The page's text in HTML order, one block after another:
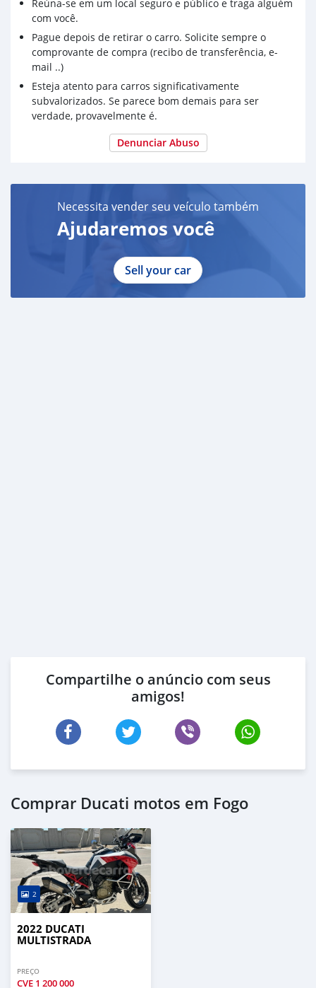
Reúna-se em um local seguro e público e traga alguém
com você.
Pague depois de retirar o carro. Solicite sempre o
comprovante de compra (recibo de transferência, e-
mail ..)
Esteja atento para carros significativamente
subvalorizados. Se parece bom demais para ser
verdade, provavelmente é.
Denunciar Abuso
Necessita vender seu veículo também
Ajudaremos você
Sell your car
Compartilhe o anúncio com seus
amigos!
Comprar Ducati motos em Fogo
2
2022 DUCATI
MULTISTRADA
PREÇO
CVE 1 200 000